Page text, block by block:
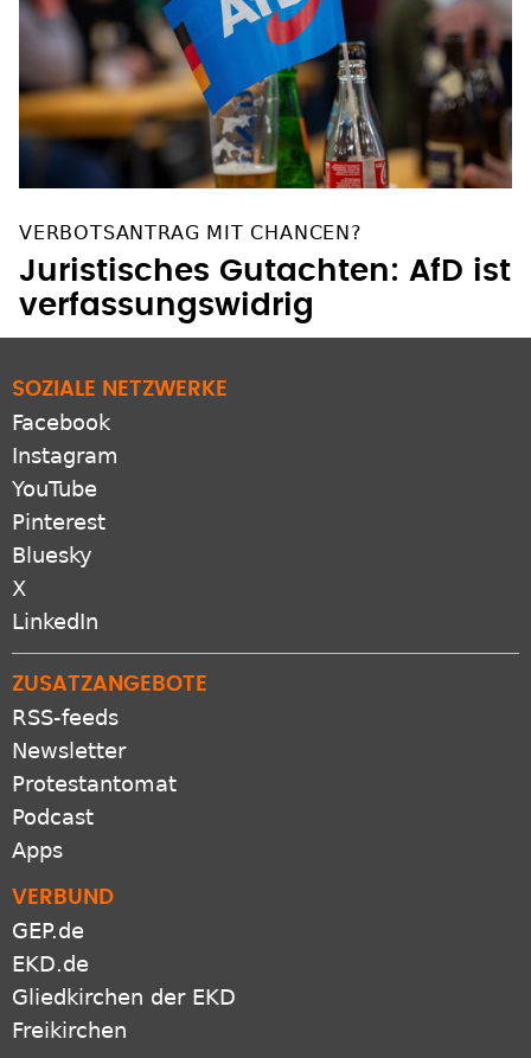
VERBOTSANTRAG MIT CHANCEN?
Juristisches Gutachten: AfD ist
verfassungswidrig
SOZIALE NETZWERKE
Facebook
Instagram
YouTube
Pinterest
Bluesky
X
LinkedIn
ZUSATZANGEBOTE
RSS-feeds
Newsletter
Protestantomat
Podcast
Apps
VERBUND
GEP.de
EKD.de
Gliedkirchen der EKD
Freikirchen